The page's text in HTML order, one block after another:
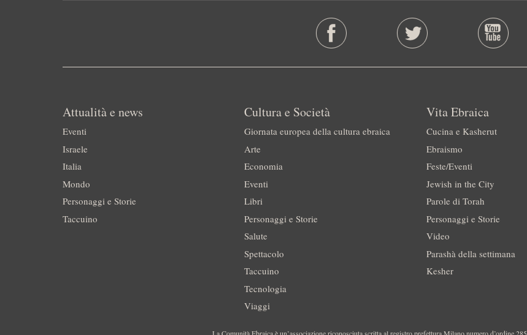
Attualità e news
Eventi
Israele
Italia
Mondo
Personaggi e Storie
Taccuino
Cultura e Società
Giornata europea della cultura ebraica
Arte
Economia
Eventi
Libri
Personaggi e Storie
Salute
Spettacolo
Taccuino
Tecnologia
Viaggi
Vita Ebraica
Cucina e Kasherut
Ebraismo
Feste/Eventi
Jewish in the City
Parole di Torah
Personaggi e Storie
Video
Parashà della settimana
Kesher
La Comunità Ebraica è un’associazione riconosciuta scritta al registro prefettura Milano numero d’ordine 285